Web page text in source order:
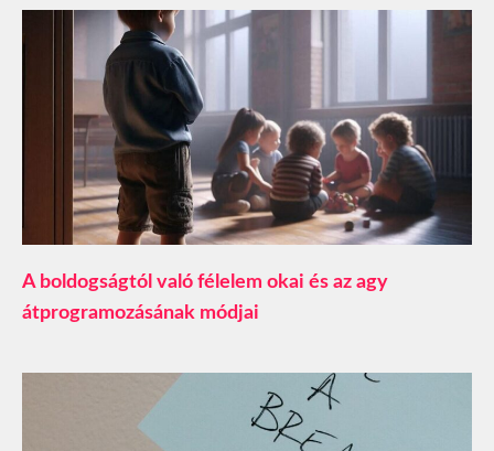
A boldogságtól való félelem okai és az agy
átprogramozásának módjai